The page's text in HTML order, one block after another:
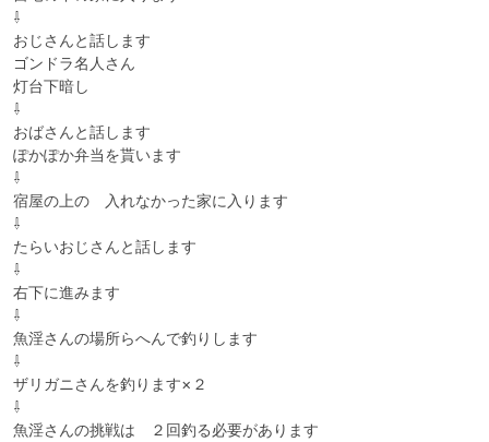
⇩
おじさんと話します
ゴンドラ名人さん
灯台下暗し
⇩
おばさんと話します
ぽかぽか弁当を貰います
⇩
宿屋の上の　入れなかった家に入ります
⇩
たらいおじさんと話します
⇩
右下に進みます
⇩
魚淫さんの場所らへんで釣りします
⇩
ザリガニさんを釣ります×２
⇩
魚淫さんの挑戦は　２回釣る必要があります